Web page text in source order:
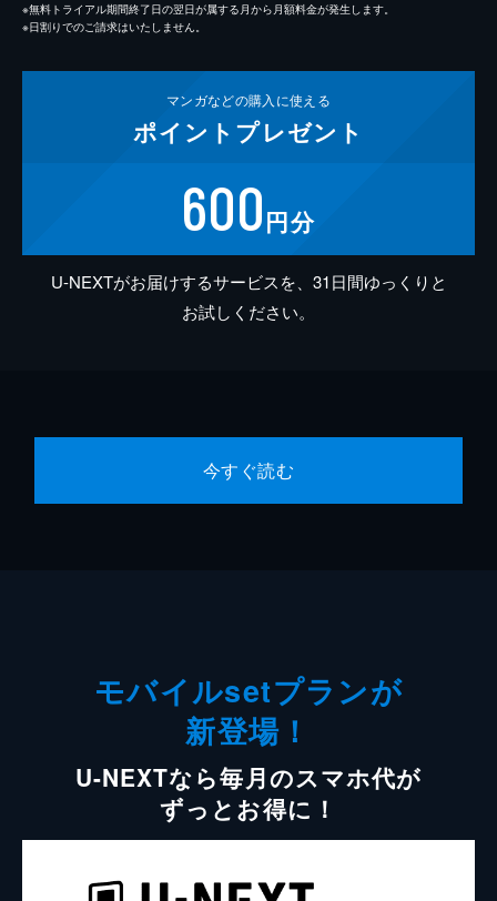
※無料トライアル期間終了日の翌日が属する月から月額料金が発生します。
※日割りでのご請求はいたしません。
マンガなどの購入に使える
ポイント プレゼント
600円分
U-NEXTがお届けするサービスを、31日間ゆっくりと
お試しください。
今すぐ読む
モバイルsetプランが
新登場！
U-NEXTなら毎月のスマホ代が
ずっとお得に！